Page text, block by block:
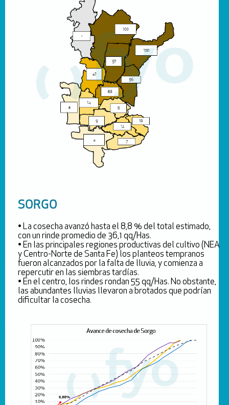
SORGO
• La cosecha avanzó hasta el 8,8 % del total estimado,
con un rinde promedio de 36,1 qq/Has.
• En las principales regiones productivas del cultivo (NEA
y Centro-Norte de Santa Fe) los planteos tempranos
fueron alcanzados por la falta de lluvia, y comienza a
repercutir en las siembras tardías.
• En el centro, los rindes rondan 55 qq/Has. No obstante,
las abundantes lluvias llevaron a brotados que podrían
dificultar la cosecha.